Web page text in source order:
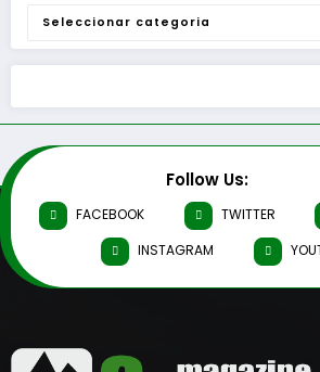
Categorias
Follow Us:
FACEBOOK TWITTER
INSTAGRAM